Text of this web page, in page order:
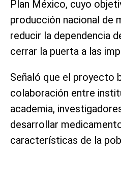
Plan México, cuyo
producción nacional de
reducir la dependencia
cerrar la puerta a las
Señaló que el proyecto
colaboración entre
academia,
desarrollar
características de la